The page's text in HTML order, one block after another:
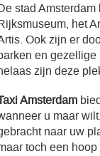
stad
het
Ook zijn er
en
zijn deze
Amsterdam
u maar
naar uw
toch een